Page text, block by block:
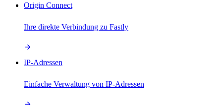
Origin Connect
Ihre direkte Verbindung zu Fastly
IP-Adressen
Einfache Verwaltung von IP-Adressen